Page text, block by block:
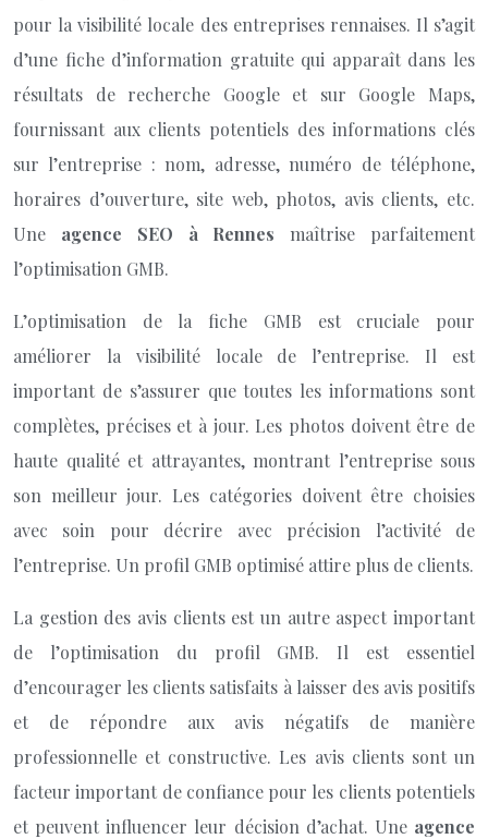
pour la visibilité locale des entreprises rennaises. Il s’agit
d’une fiche d’information gratuite qui apparaît dans les
résultats de recherche Google et sur Google Maps,
fournissant aux clients potentiels des informations clés
sur l’entreprise : nom, adresse, numéro de téléphone,
horaires d’ouverture, site web, photos, avis clients, etc.
Une agence SEO à Rennes maîtrise parfaitement
l’optimisation GMB.
L’optimisation de la fiche GMB est cruciale pour
améliorer la visibilité locale de l’entreprise. Il est
important de s’assurer que toutes les informations sont
complètes, précises et à jour. Les photos doivent être de
haute qualité et attrayantes, montrant l’entreprise sous
son meilleur jour. Les catégories doivent être choisies
avec soin pour décrire avec précision l’activité de
l’entreprise. Un profil GMB optimisé attire plus de clients.
La gestion des avis clients est un autre aspect important
de l’optimisation du profil GMB. Il est essentiel
d’encourager les clients satisfaits à laisser des avis positifs
et de répondre aux avis négatifs de manière
professionnelle et constructive. Les avis clients sont un
facteur important de confiance pour les clients potentiels
et peuvent influencer leur décision d’achat. Une agence